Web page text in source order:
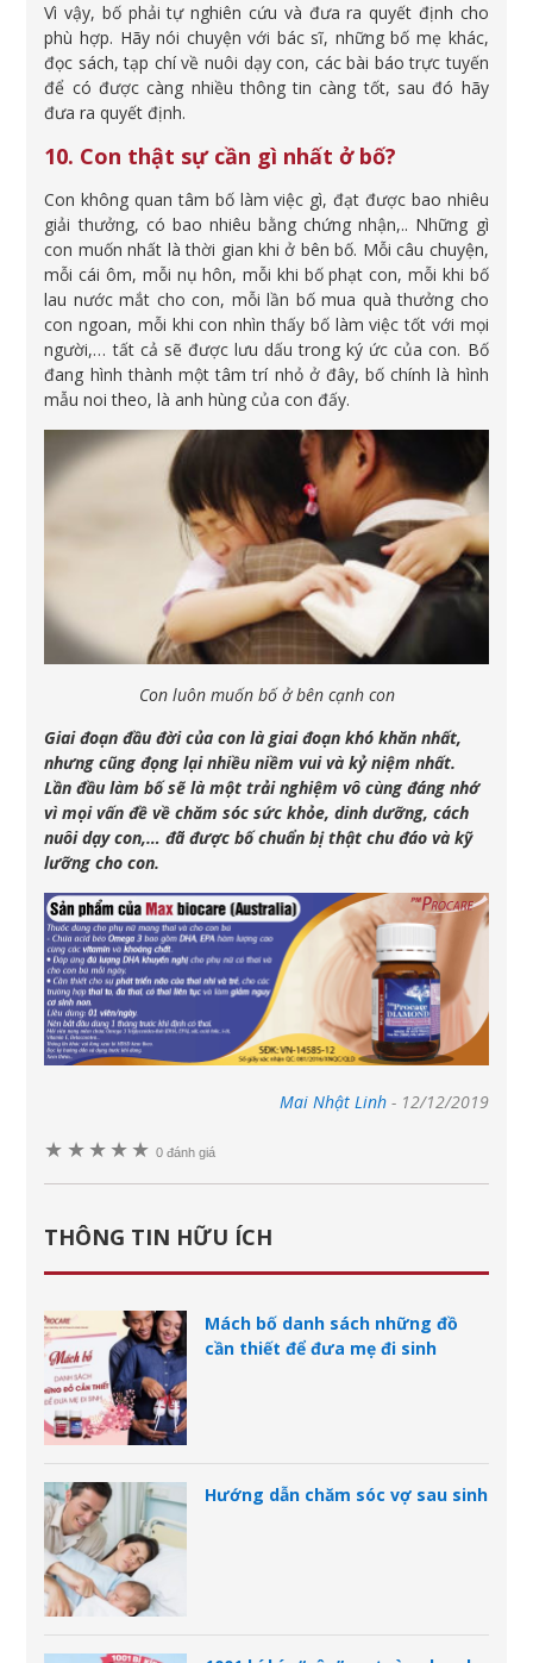
Vì vậy, bố phải tự nghiên cứu và đưa ra quyết định cho
phù hợp. Hãy nói chuyện với bác sĩ, những bố mẹ khác,
đọc sách, tạp chí về nuôi dạy con, các bài báo trực tuyến
để có được càng nhiều thông tin càng tốt, sau đó hãy
đưa ra quyết định.
10. Con thật sự cần gì nhất ở bố?
Con không quan tâm bố làm việc gì, đạt được bao nhiêu
giải thưởng, có bao nhiêu bằng chứng nhận,.. Những gì
con muốn nhất là thời gian khi ở bên bố. Mỗi câu chuyện,
mỗi cái ôm, mỗi nụ hôn, mỗi khi bố phạt con, mỗi khi bố
lau nước mắt cho con, mỗi lần bố mua quà thưởng cho
con ngoan, mỗi khi con nhìn thấy bố làm việc tốt với mọi
người,… tất cả sẽ được lưu dấu trong ký ức của con. Bố
đang hình thành một tâm trí nhỏ ở đây, bố chính là hình
mẫu noi theo, là anh hùng của con đấy.
Con luôn muốn bố ở bên cạnh con
Giai đoạn đầu đời của con là giai đoạn khó khăn nhất,
nhưng cũng đọng lại nhiều niềm vui và kỷ niệm nhất.
Lần đầu làm bố sẽ là một trải nghiệm vô cùng đáng nhớ
vì mọi vấn đề về chăm sóc sức khỏe, dinh dưỡng, cách
nuôi dạy con,… đã được bố chuẩn bị thật chu đáo và kỹ
lưỡng cho con.
Mai Nhật Linh- 12/12/2019
★ ★★★★ 0 đánh giá
THÔNG TIN HỮU ÍCH
Mách bố danh sách những đồ
cần thiết để đưa mẹ đi sinh
Hướng dẫn chăm sóc vợ sau sinh